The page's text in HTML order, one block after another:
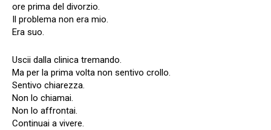
ore prima del divorzio.
Il problema non era mio.
Era suo.
Uscii dalla clinica tremando.
Ma per la prima volta non sentivo crollo.
Sentivo chiarezza.
Non lo chiamai.
Non lo affrontai.
Continuai a vivere.